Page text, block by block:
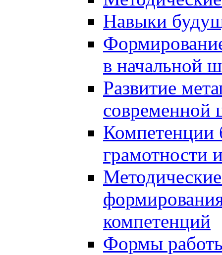
Навыки
в начальной
Развитие
современной
Компетенции
грамотности
компетенций
Формы